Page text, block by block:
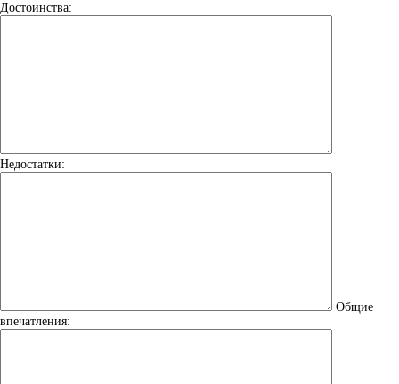
Достоинства:
Недостатки:
Общие
впечатления: